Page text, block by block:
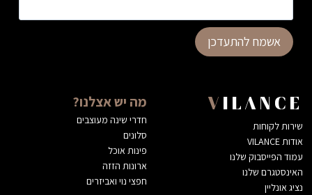
אשמח להתעדכן
VILANCE
שירות לקוחות
אודות VILANCE
עמוד הפייסבוק שלנו
האינסטגרם שלנו
נציג אונליין
מה יש אצלנו?
חדרי שינה מעוצבים
סלונים
פינות אוכל
ארונות הזזה
חפצי נוי ואביזרים